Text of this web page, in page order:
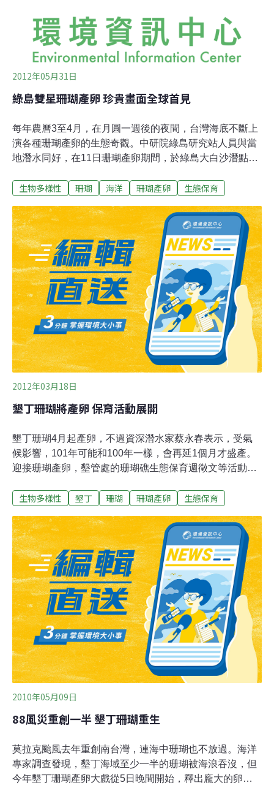
珊瑚礁生物多樣性相關研究。
2012年05月31日
綠島雙星珊瑚產卵 珍貴畫面全球首見
每年農曆3至4月，在月圓一週後的夜間，台灣海底不斷上
演各種珊瑚產卵的生態奇觀。中研院綠島研究站人員與當
地潛水同好，在11日珊瑚產卵期間，於綠島大白沙潛點拍
院生物多樣性中心研究員、珊瑚礁學會理事長鄭明修指
目前中研院正積極籌設綠島研究站，其駐站研究人員張銘
志和潛水教練陳孝麟，在珊瑚產卵期間進行密集的觀察記
錄，於5月11日拍攝到雙星珊瑚產卵的照片，當拍攝到雌
性珊瑚群體釋出卵子的同時，在十公尺距離外的潛水員，
亦同時錄影記錄到另一雄性群體的同雙星珊瑚排出精子。
雙星珊瑚過去在分類上被歸類為菊珊瑚科的一員，科學家
到2008年才發現牠與雌雄同體的菊珊瑚是完全不同的物
種。台灣大學海洋研究所所長戴昌鳳指出，多數的珊瑚是
雌雄同體，珊瑚產卵時所看到排出的常是精卵束（包含精
子與卵子），到海面上再分離可以減少自體受精的
生物多樣性 珊瑚 海洋 珊瑚產卵 生態保育
2012年03月18日
墾丁珊瑚將產卵 保育活動展開
墾丁珊瑚4月起產卵，不過資深潛水家蔡永春表示，受氣
候影響，101年可能和100年一樣，會再延1個月才盛產。
迎接珊瑚產卵，墾管處的珊瑚礁生態保育週徵文等活動即
101年天氣和100年一樣怪異，忽冷忽熱，蔡永春說，101
曆4月產卵；而101年又是潤4月，到底有沒有可能再延到
第2個4月，要到時候才知道。101年墾丁國家公園管理處
與台灣珊瑚礁學會及中華民國水中攝影協會在4月11日到
18日舉辦珊瑚礁生態保育週活動，一系列關懷海洋生態的
活動項目將展開。這些活動包括「海洋生態攝影作品
展」、「100年度保育研究成果海報展」、「2012與魚對
話在墾丁－網誌徵文比賽」、「海洋生態與環境紀錄影片
徵選」、「海洋生態與環境水中數位攝影比賽」、海洋生
態體驗營、淨海及珊瑚產卵夜觀等。
生物多樣性 墾丁 珊瑚 珊瑚產卵 生態保育
2010年05月09日
88風災重創一半 墾丁珊瑚重生
莫拉克颱風去年重創南台灣，連海中珊瑚也不放過。海洋
專家調查發現，墾丁海域至少一半的珊瑚被海浪吞沒，但
今年墾丁珊瑚產卵大戲從5日晚間開始，釋出龐大的卵到